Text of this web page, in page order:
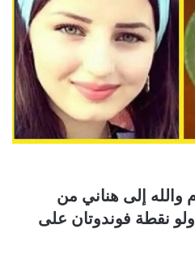
لي تبعت 10 أيام والله إلى هناني من
نقطة فوندوتان على